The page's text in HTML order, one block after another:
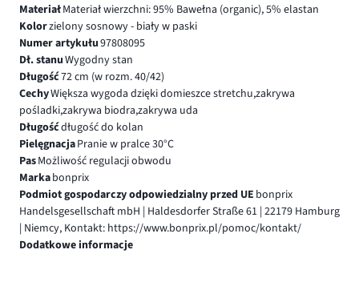
MateriałMateriał wierzchni: 95% Bawełna (organic), 5% elastan
Kolorzielony sosnowy - biały w paski
Numer artykułu97808095
Dł. stanuWygodny stan
Długość72 cm (w rozm. 40/42)
CechyWiększa wygoda dzięki domieszce stretchu,zakrywa
pośladki,zakrywa biodra,zakrywa uda
Długośćdługość do kolan
PielęgnacjaPranie w pralce 30°C
PasMożliwość regulacji obwodu
Markabonprix
Podmiot gospodarczy odpowiedzialny przed UE bonprix
Handelsgesellschaft mbH | Haldesdorfer Straße 61 | 22179 Hamburg
| Niemcy, Kontakt: https://www.bonprix.pl/pomoc/kontakt/
Dodatkowe informacje